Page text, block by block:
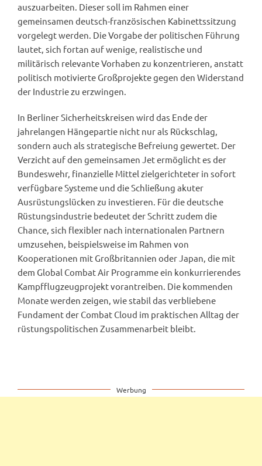
auszuarbeiten. Dieser soll im Rahmen einer
gemeinsamen deutsch-französischen Kabinettssitzung
vorgelegt werden. Die Vorgabe der politischen Führung
lautet, sich fortan auf wenige, realistische und
militärisch relevante Vorhaben zu konzentrieren, anstatt
politisch motivierte Großprojekte gegen den Widerstand
der Industrie zu erzwingen.
In Berliner Sicherheitskreisen wird das Ende der
jahrelangen Hängepartie nicht nur als Rückschlag,
sondern auch als strategische Befreiung gewertet. Der
Verzicht auf den gemeinsamen Jet ermöglicht es der
Bundeswehr, finanzielle Mittel zielgerichteter in sofort
verfügbare Systeme und die Schließung akuter
Ausrüstungslücken zu investieren. Für die deutsche
Rüstungsindustrie bedeutet der Schritt zudem die
Chance, sich flexibler nach internationalen Partnern
umzusehen, beispielsweise im Rahmen von
Kooperationen mit Großbritannien oder Japan, die mit
dem Global Combat Air Programme ein konkurrierendes
Kampfflugzeugprojekt vorantreiben. Die kommenden
Monate werden zeigen, wie stabil das verbliebene
Fundament der Combat Cloud im praktischen Alltag der
rüstungspolitischen Zusammenarbeit bleibt.
Werbung